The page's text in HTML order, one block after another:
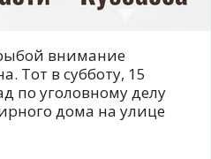
внимание
Тот в субботу, 15
по уголовному делу
дома на улице